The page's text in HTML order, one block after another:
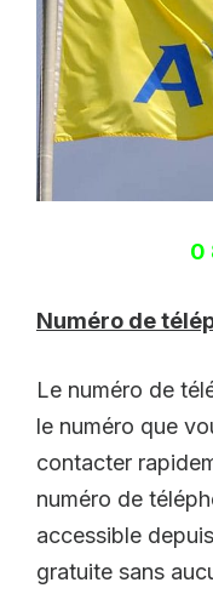
0
Numéro de
Le numéro de
le numéro que
contacter
numéro de
accessible
gratuite sans